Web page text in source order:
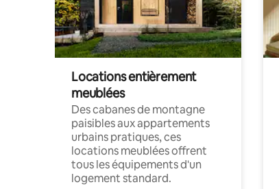
Locations entièrement
meublées
Des cabanes de montagne
paisibles aux appartements
urbains pratiques, ces
locations meublées offrent
tous les équipements d'un
logement standard.